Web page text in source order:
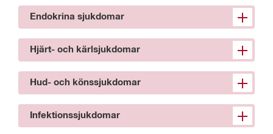
Endokrina sjukdomar
Hjärt- och kärlsjukdomar
Hud- och könssjukdomar
Infektionssjukdomar